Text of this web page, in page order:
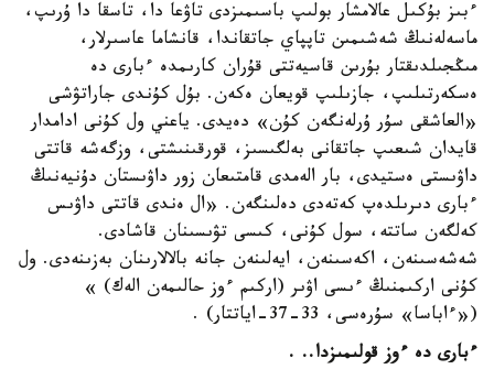
ءبىز بۇكىل عالامشار بولىپ باسىمىزدى تاۋعا دا، تاسقا دا ۇرىپ،
ماسەلەنىڭ شەشىمىن تاپپاي جاتقاندا، قانشاما عاسىرلار،
مىڭجىلدىقتار بۇرىن قاسيەتتى قۇران كارىمدە ءبارى دە
ەسكەرتىلىپ، جازىلىپ قويعان ەكەن. بۇل كۇندى جاراتۋشى
«العاشقى سۇر ۇرلەنگەن كۇن» دەيدى. ياعني ول كۇنى ادامدار
قايدان شىعىپ جاتقانى بەلگىسىز، قورقىنىشتى، وزگەشە قاتتى
داۋىستى ەستيدى، بار الەمدى قامتىعان زور داۋىستان دۇنيەنىڭ
ءبارى دىرىلدەپ كەتەدى دەلىنگەن. «ال ەندى قاتتى داۋىس
كەلگەن ساتتە، سول كۇنى، كىسى تۋىسىنان قاشادى.
شەشەسىنەن، اكەسىنەن، ايەلىنەن جانە بالالارىنان بەزىنەدى. ول
كۇنى اركىمنىڭ ءىسى اۋىر (اركىم ءوز حالىمەن الەك) »
(«ءاباسا» سۇرەسى، 33-37-اياتتار) .
ءبارى دە ءوز قولىمىزدا.. .